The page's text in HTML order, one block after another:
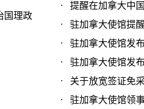
国理政
提醒在加拿大中
驻加拿大使馆提
驻加拿大使馆发
驻加拿大使馆发
关于放宽签证免
驻加拿大使馆领